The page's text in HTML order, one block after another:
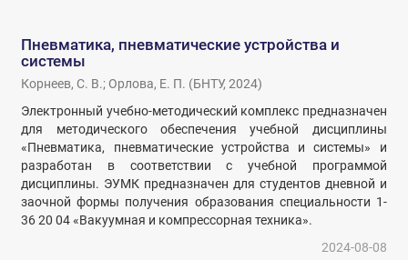
Пневматика, пневматические устройства и
системы
Корнеев, С. В.; Орлова, Е. П. (БНТУ,2024)
Электронный учебно-методический комплекс предназначен
для методического обеспечения учебной дисциплины
«Пневматика, пневматические устройства и системы» и
разработан в соответствии с учебной программой
дисциплины. ЭУМК предназначен для студентов дневной и
заочной формы получения образования специальности 1-
36 20 04 «Вакуумная и компрессорная техника».
2024-08-08